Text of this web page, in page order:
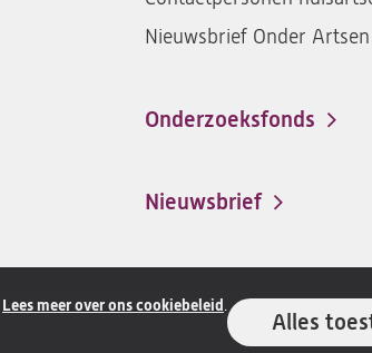
Lees meer over ons cookiebeleid .
Alles
Nieuwsbrief Onder Artsen
Onderzoeksfonds
Nieuwsbrief
Alle rechten